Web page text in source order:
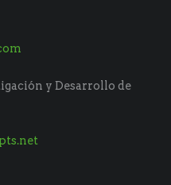
y Desarrollo de